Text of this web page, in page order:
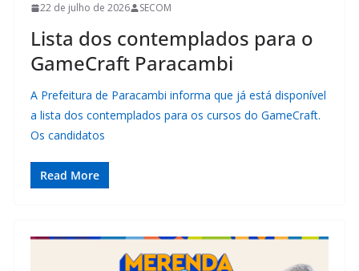
22 de julho de 2026 SECOM
Lista dos contemplados para o
GameCraft Paracambi
A Prefeitura de Paracambi informa que já está disponível
a lista dos contemplados para os cursos do GameCraft.
Os candidatos
Read More